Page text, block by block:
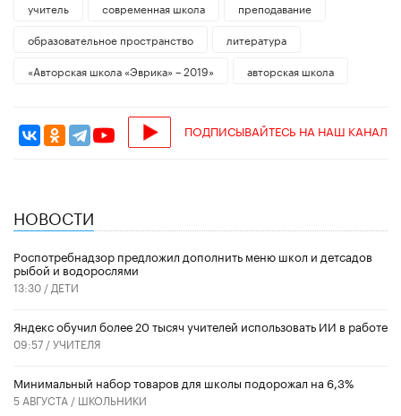
учитель
современная школа
преподавание
образовательное пространство
литература
«Авторская школа «Эврика» – 2019»
авторская школа
ПОДПИСЫВАЙТЕСЬ НА НАШ КАНАЛ
НОВОСТИ
Роспотребнадзор предложил дополнить меню школ и детсадов
рыбой и водорослями
13:30 / ДЕТИ
​Яндекс обучил более 20 тысяч учителей использовать ИИ в работе
09:57 /УЧИТЕЛЯ
Минимальный набор товаров для школы подорожал на 6,3%
5 АВГУСТА / ШКОЛЬНИКИ